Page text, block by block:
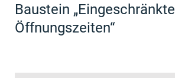
Baustein „Eingeschränkte
Öffnungszeiten“